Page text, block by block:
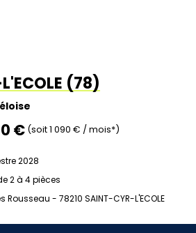
(78)
€ (soit 1 090 € / mois*)
2028
2 à 4 pièces
- 78210 SAINT-CYR-L'ECOLE